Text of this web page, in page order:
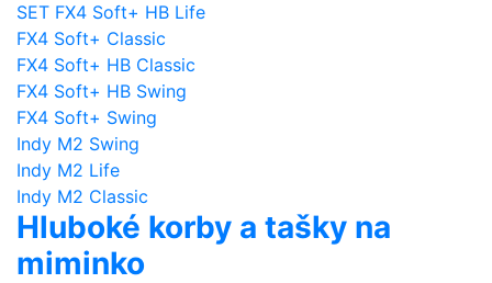
SET FX4 Soft+ HB Life
FX4 Soft+ Classic
FX4 Soft+ HB Classic
FX4 Soft+ HB Swing
FX4 Soft+ Swing
Indy M2 Swing
Indy M2 Life
Indy M2 Classic
Hluboké korby a tašky na
miminko